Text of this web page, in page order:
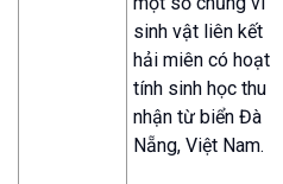
sinh vật liên kết
hải miên có hoạt
tính sinh học thu
nhận từ biển Đà
Nẵng, Việt Nam.